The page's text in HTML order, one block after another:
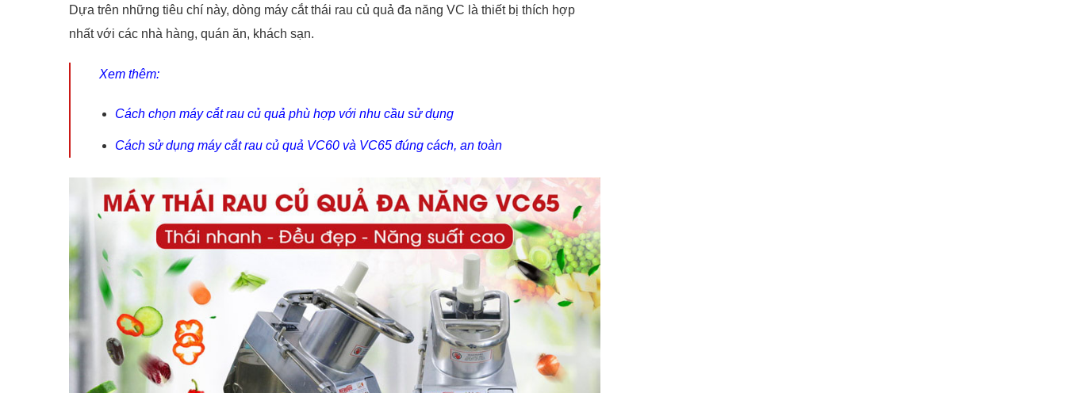
Dựa trên những tiêu chí này, dòng máy cắt thái rau củ quả đa năng VC là thiết bị thích hợp
nhất với các nhà hàng, quán ăn, khách sạn.
Xem thêm:
Cách chọn máy cắt rau củ quả phù hợp với nhu cầu sử dụng
Cách sử dụng máy cắt rau củ quả VC60 và VC65 đúng cách, an toàn